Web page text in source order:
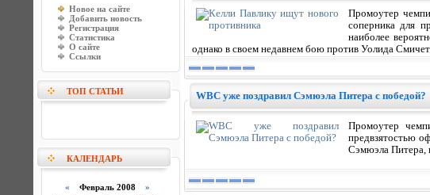
Новое на сайте
Добавить новость
Регистрация
Статистика
О сайте
Ссылки
ТОП СТАТЬИ
КАЛЕНДАРЬ
« Февраль 2008 »
Промоутер
соперника для
наиболее
однако в своем недавнем бою против Уолида
WBC уже поздравил Сэмюэла Питера с победой?
Промоутер
предвзятостью
Сэмюэла Питера,